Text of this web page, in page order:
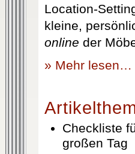
Location-
kleine,
online der
» Mehr lesen…
Checkliste
großen Tag